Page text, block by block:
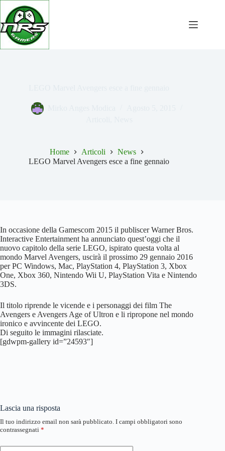
Salta
contenuto
Home Articoli
News
LEGO Marvel Avengers esce a fine gennaio
In occasione della Gamescom 2015 il publiscer Warner Bros.
Interactive Entertainment ha annunciato quest’oggi che il
nuovo capitolo della serie LEGO, ispirato questa volta al
mondo Marvel Avengers, uscirà il prossimo 29 gennaio 2016
per PC Windows, Mac, PlayStation 4, PlayStation 3, Xbox
One, Xbox 360, Nintendo Wii U, PlayStation Vita e Nintendo
3DS.
Il titolo riprende le vicende e i personaggi dei film The
Avengers e Avengers Age of Ultron e li ripropone nel mondo
ironico e avvincente dei LEGO.
Di seguito le immagini rilasciate.
[gdwpm-gallery id=”24593″]
Lascia una risposta
Il tuo indirizzo email non sarà pubblicato. I campi obbligatori sono
contrassegnati *